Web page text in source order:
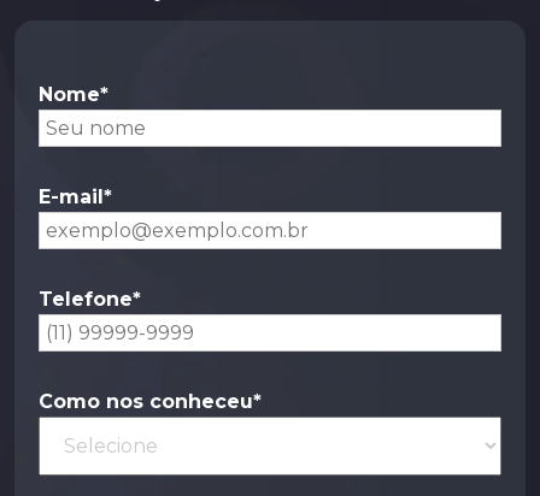
Nome*
E-mail*
Telefone*
Como nos conheceu*